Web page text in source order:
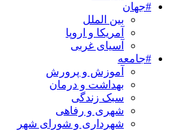
#جهان
بین الملل
آمریکا و اروپا
آسیای غربی
#جامعه
آموزش و پرورش
بهداشت و درمان
سبک زندگی
شهری و رفاهی
شهرداری و شورای شهر